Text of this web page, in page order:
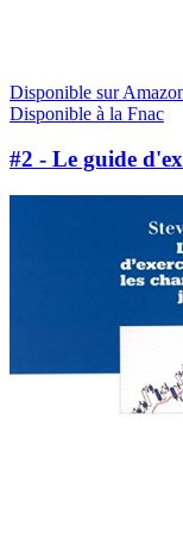
Disponible sur
Disponible à la Fnac
#2 - Le guide